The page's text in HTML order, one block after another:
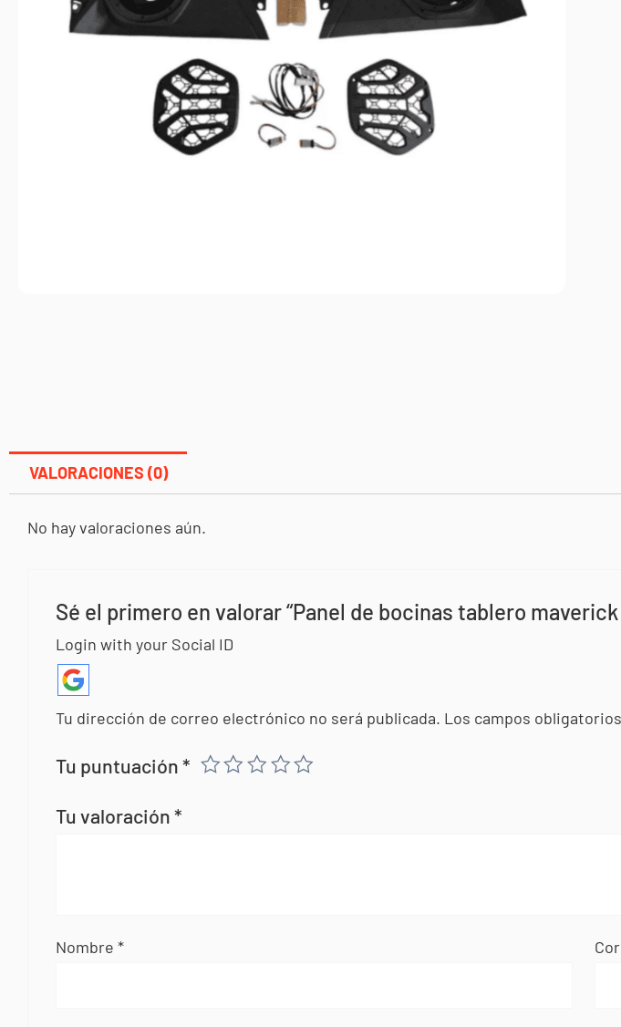
VALORACIONES (0)
No hay valoraciones aún.
Sé el primero en valorar “Panel de bocinas tablero maverick
Login with your Social ID
Tu dirección de correo electrónico no será publicada. Los campos
Tu puntuación*
Tu valoración*
Nombre*